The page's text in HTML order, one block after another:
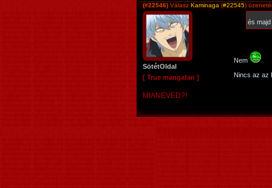
(#22546) Válasz Kaminaga (#22545)
SötétOldal
[ True mangafan ]
és
Nem
Nincs az az
MIANEVED?!